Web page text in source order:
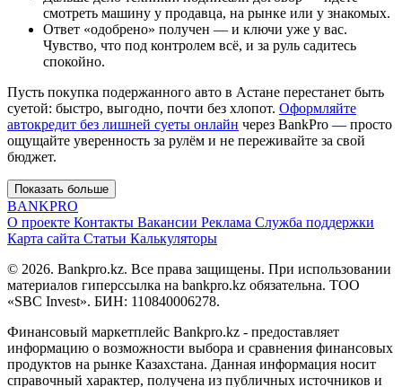
смотреть машину у продавца, на рынке или у знакомых.
Ответ «одобрено» получен — и ключи уже у вас.
Чувство, что под контролем всё, и за руль садитесь
спокойно.
Пусть покупка подержанного авто в Астане перестанет быть
суетой: быстро, выгодно, почти без хлопот. Оформляйте
автокредит без лишней суеты онлайн через BankPro — просто
ощущайте уверенность за рулём и не переживайте за свой
бюджет.
Показать больше
BANKPRO
О проекте Контакты Вакансии Реклама Служба поддержки
Карта сайта Статьи Калькуляторы
© 2026. Bankpro.kz. Все права защищены. При использовании
материалов гиперссылка на bankpro.kz обязательна. ТОО
«SBC Invest». БИН: 110840006278.
Финансовый маркетплейс Bankpro.kz - предоставляет
информацию о возможности выбора и сравнения финансовых
продуктов на рынке Казахстана. Данная информация носит
справочный характер, получена из публичных источников и